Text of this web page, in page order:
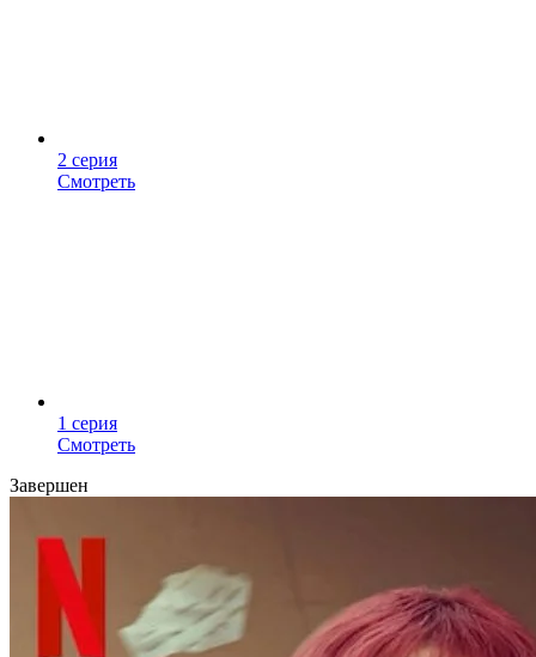
2 серия
Смотреть
1 серия
Смотреть
Завершен